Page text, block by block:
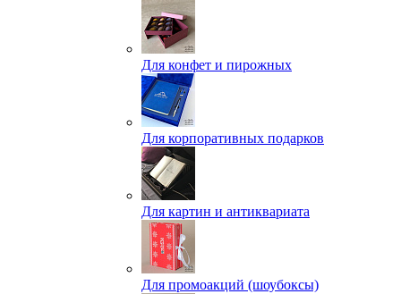
Для конфет и пирожных
Для корпоративных подарков
Для картин и антиквариата
Для промоакций (шоубоксы)